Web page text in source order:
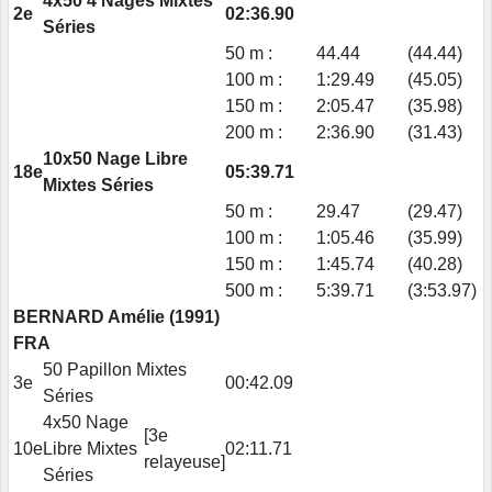
2e
Séries
02:36.90
50 m : 44.44
(44.44)
100 m :
1:29.49
(45.05)
150 m :
2:05.47
(35.98)
200 m :
2:36.90 (31.43)
18e
10x50 Nage Libre
Mixtes Séries
05:39.71
50 m : 29.47
(29.47)
100 m :
1:05.46
(35.99)
150 m :
1:45.74
(40.28)
500 m :
5:39.71
(3:53.97)
BERNARD Amélie (1991)
FRA
3e
50 Papillon Mixtes
Séries
00:42.09
10e
4x50 Nage
Libre Mixtes
Séries
[3e
relayeuse]
02:11.71